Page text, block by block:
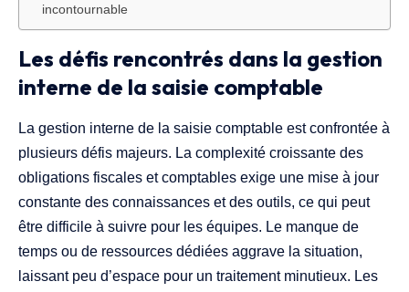
incontournable
Les défis rencontrés dans la gestion
interne de la saisie comptable
La gestion interne de la saisie comptable est confrontée à
plusieurs défis majeurs. La complexité croissante des
obligations fiscales et comptables exige une mise à jour
constante des connaissances et des outils, ce qui peut
être difficile à suivre pour les équipes. Le manque de
temps ou de ressources dédiées aggrave la situation,
laissant peu d’espace pour un traitement minutieux. Les